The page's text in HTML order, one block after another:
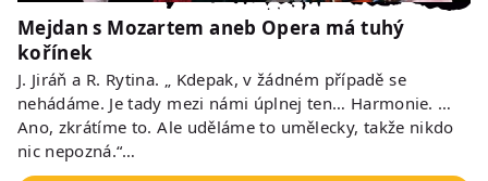
Mejdan s Mozartem aneb Opera má tuhý
kořínek
J. Jiráň a R. Rytina. „ Kdepak, v žádném případě se
nehádáme. Je tady mezi námi úplnej ten… Harmonie. …
Ano, zkrátíme to. Ale uděláme to umělecky, takže nikdo
nic nepozná.“…